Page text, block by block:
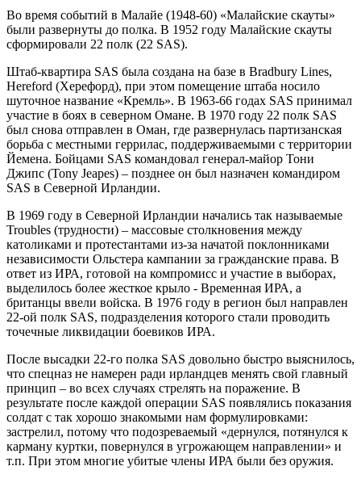
Во время событий в Малайе (1948-60) «Малайские скауты»
были развернуты до полка. В 1952 году Малайские скауты
сформировали 22 полк (22 SAS).
Штаб-квартира SAS была создана на базе в Bradbury Lines,
Hereford (Херефорд), при этом помещение штаба носило
шуточное название «Кремль». В 1963-66 годах SAS принимал
участие в боях в северном Омане. В 1970 году 22 полк SAS
был снова отправлен в Оман, где развернулась партизанская
борьба с местными геррилас, поддерживаемыми с территории
Йемена. Бойцами SAS командовал генерал-майор Тони
Джипс (Tony Jeapes) – позднее он был назначен командиром
SAS в Северной Ирландии.
В 1969 году в Северной Ирландии начались так называемые
Troubles (трудности) – массовые столкновения между
католиками и протестантами из-за начатой поклонниками
независимости Ольстера кампании за гражданские права. В
ответ из ИРА, готовой на компромисс и участие в выборах,
выделилось более жесткое крыло - Временная ИРА, а
британцы ввели войска. В 1976 году в регион был направлен
22-ой полк SAS, подразделения которого стали проводить
точечные ликвидации боевиков ИРА.
После высадки 22-го полка SAS довольно быстро выяснилось,
что спецназ не намерен ради ирландцев менять свой главный
принцип – во всех случаях стрелять на поражение. В
результате после каждой операции SAS появлялись показания
солдат с так хорошо знакомыми нам формулировками:
застрелил, потому что подозреваемый «дернулся, потянулся к
карману куртки, повернулся в угрожающем направлении» и
т.п. При этом многие убитые члены ИРА были без оружия.